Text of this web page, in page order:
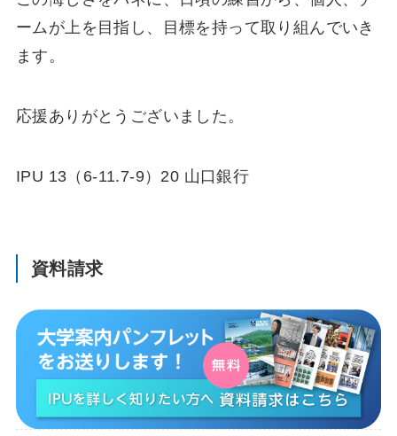
ームが上を目指し、目標を持って取り組んでいき
ます。
応援ありがとうございました。
IPU 13 （ 6-11.7-9） 20 山口銀行
資料請求